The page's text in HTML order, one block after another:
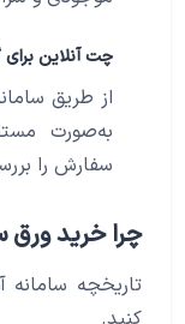
چت آنلاین برای
از طریق
به‌صورت
سفارش را
چرا خرید ورق
تاریخچه سامانه